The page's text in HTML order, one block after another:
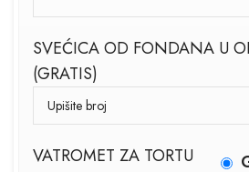
SVEĆICA OD FONDANA U
(GRATIS)
VATROMET ZA TORTU